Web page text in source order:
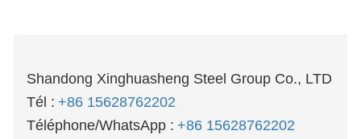
Shandong Xinghuasheng Steel Group Co., LTD
Tél : +86 15628762202
Téléphone/WhatsApp : +86 15628762202